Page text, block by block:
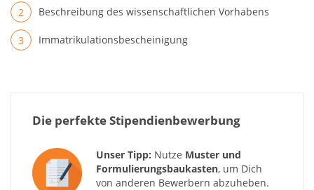
Beschreibung des wissenschaftlichen Vorhabens
Immatrikulationsbescheinigung
Die perfekte Stipendienbewerbung
Unser Tipp: Nutze Muster und
Formulierungsbaukasten, um Dich
von anderen Bewerbern abzuheben.